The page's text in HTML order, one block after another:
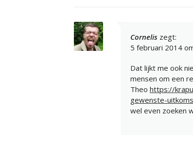
Cornelis zegt:
5 februari 2014
Dat lijkt me ook
mensen om een
Theo https://
gewenste-
wel even zoeken